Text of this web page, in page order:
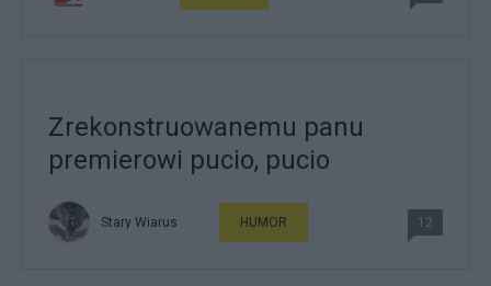
Zrekonstruowanemu panu
premierowi pucio, pucio
Stary Wiarus HUMOR 12